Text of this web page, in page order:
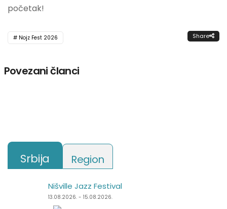
početak!
Nojz Fest 2026 Share
Povezani članci
Srbija Region
Nišville Jazz Festival
13.08.2026. - 15.08.2026.
Punk Rock Holiday
11.08.2026. - 14.08.2026.